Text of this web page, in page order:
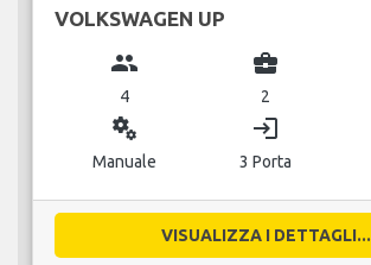
VOLKSWAGEN UP
group
4
business_center
2
miscellaneous_services
Manuale
login
3 Porta
VISUALIZZA I DETTAGLI...